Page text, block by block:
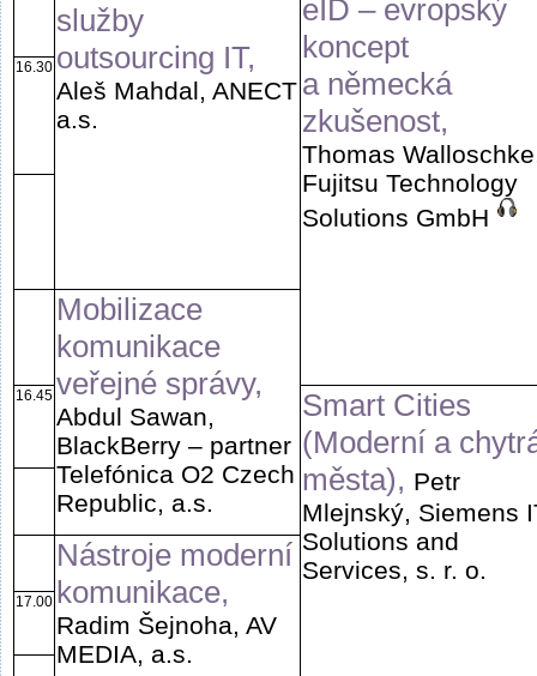
služby
outsourcing IT,
Aleš Mahdal, ANECT
a.s.
eID – evropský
koncept
a německá
zkušenost,
Thomas
Fujitsu Technology
Solutions GmbH
16.30
Mobilizace
komunikace
veřejné správy,
Abdul Sawan,
BlackBerry – partner
Telefónica O2 Czech
Republic, a.s.
16.45
Smart Cities
(Moderní a
města), Petr
Mlejnský, Siemens
Solutions and
Services, s. r. o.
Nástroje moderní
komunikace,
Radim Šejnoha, AV
MEDIA, a.s.
17.00